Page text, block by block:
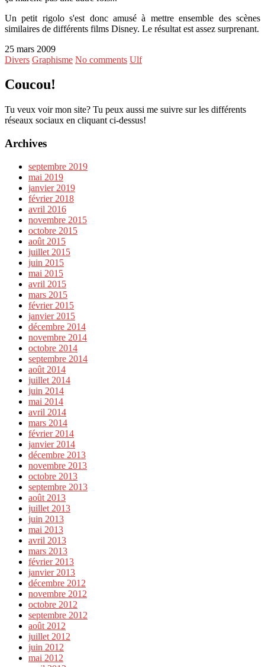
Un petit rigolo s'est donc amusé à mettre ensemble des scènes
similaires de différents films Disney. Le résultat est assez surprenant.
25 mars 2009
Divers Graphisme No comments Ulf
Coucou!
Tu veux voir mon site? Tu peux aussi me suivre sur les différents
réseaux sociaux en cliquant ci-dessus!
Archives
septembre 2019
mai 2019
janvier 2019
février 2018
avril 2016
novembre 2015
octobre 2015
août 2015
juillet 2015
juin 2015
mai 2015
avril 2015
mars 2015
février 2015
janvier 2015
décembre 2014
novembre 2014
octobre 2014
septembre 2014
août 2014
juillet 2014
juin 2014
mai 2014
avril 2014
mars 2014
février 2014
janvier 2014
décembre 2013
novembre 2013
octobre 2013
septembre 2013
août 2013
juillet 2013
juin 2013
mai 2013
avril 2013
mars 2013
février 2013
janvier 2013
décembre 2012
novembre 2012
octobre 2012
septembre 2012
août 2012
juillet 2012
juin 2012
mai 2012